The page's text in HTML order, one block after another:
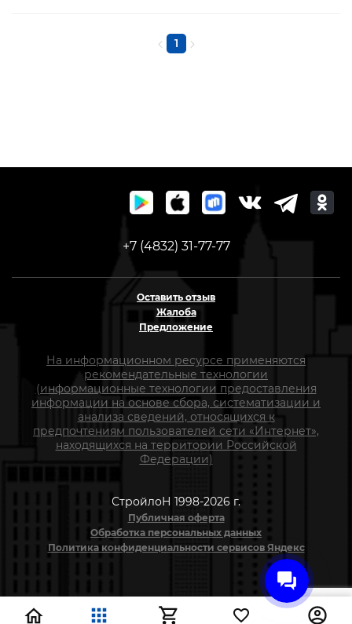
1
+7 (4832) 31-77-77
Оставить отзыв
Жалоба
Предложение
На информационном ресурсе применяются
рекомендательные технологии
(информационные технологии предоставления
информации на основе сбора, систематизации и
анализа сведений, относящихся к
предпочтениям пользователей сети «Интернет»,
находящихся на территории Российской
Федерации)
СтройлоН 1998-2026 г.
Публичная оферта
Обработка персональных данных
Политика конфиденциальности сервисов Яндекс